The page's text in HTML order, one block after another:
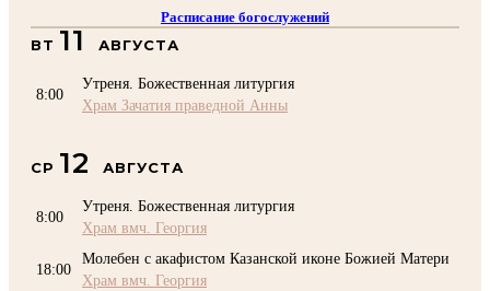
Воскресная школа
Преподаватели Воскресной школы
КОНТАКТЫ
Помочь Подворью
Расписание богослужений
ВТ 11 АВГУСТА
8:00
Утреня. Божественная литургия
Храм Зачатия праведной Анны
СР 12 АВГУСТА
8:00
Утреня. Божественная литургия
Храм вмч. Георгия
18:00
Молебен с акафистом Казанской иконе Божией Матери
Храм вмч. Георгия